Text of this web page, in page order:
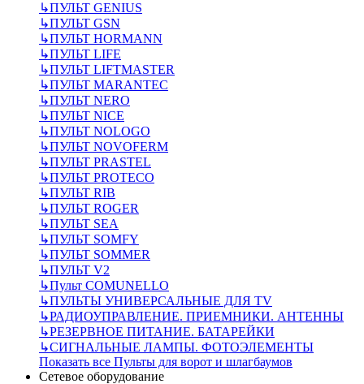
↳ПУЛЬТ GENIUS
↳ПУЛЬТ GSN
↳ПУЛЬТ HORMANN
↳ПУЛЬТ LIFE
↳ПУЛЬТ LIFTMASTER
↳ПУЛЬТ MARANTEC
↳ПУЛЬТ NERO
↳ПУЛЬТ NICE
↳ПУЛЬТ NOLOGO
↳ПУЛЬТ NOVOFERM
↳ПУЛЬТ PRASTEL
↳ПУЛЬТ PROTECO
↳ПУЛЬТ RIB
↳ПУЛЬТ ROGER
↳ПУЛЬТ SEA
↳ПУЛЬТ SOMFY
↳ПУЛЬТ SOMMER
↳ПУЛЬТ V2
↳Пульт СOMUNELLO
↳ПУЛЬТЫ УНИВЕРСАЛЬНЫЕ ДЛЯ TV
↳РАДИОУПРАВЛЕНИЕ. ПРИЕМНИКИ. АНТЕННЫ
↳РЕЗЕРВНОЕ ПИТАНИЕ. БАТАРЕЙКИ
↳СИГНАЛЬНЫЕ ЛАМПЫ. ФОТОЭЛЕМЕНТЫ
Показать все Пульты для ворот и шлагбаумов
Сетевое оборудование